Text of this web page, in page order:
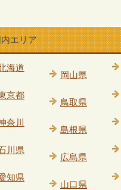
エリア
海道
京都
奈川
川県
知県
岡山県
鳥取県
島根県
広島県
山口県